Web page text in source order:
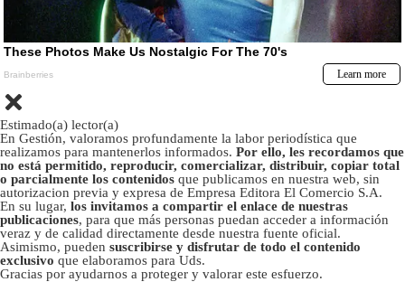
Estimado(a) lector(a)
En Gestión, valoramos profundamente la labor periodística que
realizamos para mantenerlos informados. Por ello, les recordamos que
no está permitido, reproducir, comercializar, distribuir, copiar total
o parcialmente los contenidos que publicamos en nuestra web, sin
autorizacion previa y expresa de Empresa Editora El Comercio S.A.
En su lugar, los invitamos a compartir el enlace de nuestras
publicaciones, para que más personas puedan acceder a información
veraz y de calidad directamente desde nuestra fuente oficial.
Asimismo, pueden suscribirse y disfrutar de todo el contenido
exclusivo que elaboramos para Uds.
Gracias por ayudarnos a proteger y valorar este esfuerzo.